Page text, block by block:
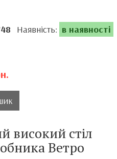
Наявність: в наявності
високий стіл
Ветро